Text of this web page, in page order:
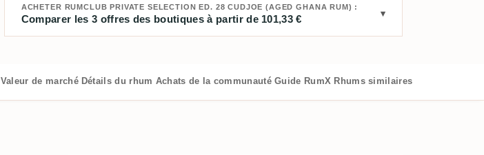
ACHETER RUMCLUB PRIVATE SELECTION ED. 28 CUDJOE (AGED GHANA RUM) :
Comparer les 3 offres des boutiques à partir de 101,33 €
Valeur de marché Détails du rhum Achats de la communauté Guide RumX Rhums similaires